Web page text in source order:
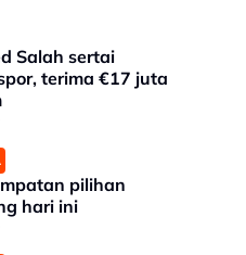
Salah sertai
terima €17 juta
pilihan
hari ini